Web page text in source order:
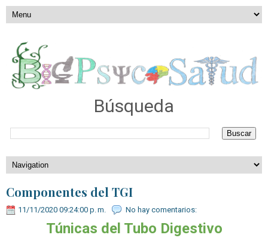
Búsqueda
Componentes del TGI
11/11/2020 09:24:00 p. m. No hay comentarios:
Túnicas del Tubo Digestivo